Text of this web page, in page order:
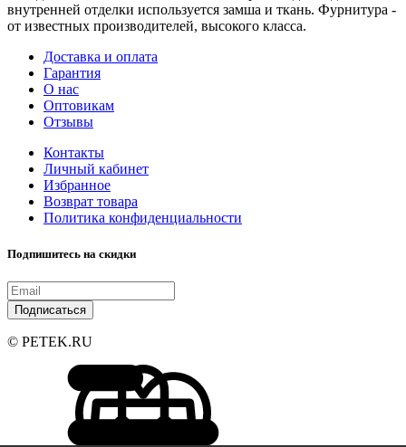
внутренней отделки используется замша и ткань. Фурнитура -
от известных производителей, высокого класса.
Доставка и оплата
Гарантия
О нас
Оптовикам
Отзывы
Контакты
Личный кабинет
Избранное
Возврат товара
Политика конфиденциальности
Подпишитесь на скидки
Подписаться
© PETEK.RU